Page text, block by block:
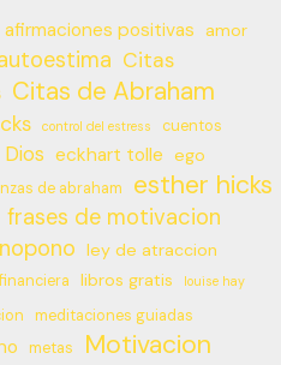
afirmaciones positivas
amor
Citas
Citas de Abraham
control del estress cuentos
Dios eckhart tolle ego
de abraham esther hicks
frases de motivacion
ley de atraccion
libros gratis louise hay
meditaciones guiadas
metas Motivacion